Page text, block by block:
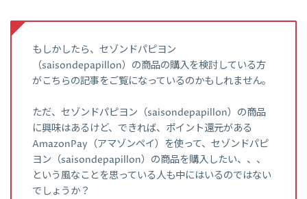
もしかしたら、セゾンドパピヨン
（saisondepapillon）の商品の購入を検討している方
がこちらの記事をご覧になっているのかもしれません。
ただ、セゾンドパピヨン（saisondepapillon）の商品
に興味はあるけど、できれば、ポイント還元がある
AmazonPay（アマゾンペイ）を使って、セゾンドパピ
ヨン（saisondepapillon）の商品を購入したい、、、
という風なことを思っている人も中にはいるのではない
でしょうか？